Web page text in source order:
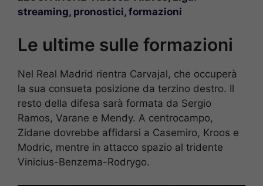
streaming, pronostici, formazioni
Le ultime sulle formazioni
Nel Real Madrid rientra Carvajal, che occuperà
la sua consueta posizione da terzino destro. Il
resto della difesa sarà formata da Sergio
Ramos, Varane e Mendy. A centrocampo,
Zidane dovrebbe affidarsi a Casemiro, Kroos e
Modric, mentre in attacco spazio al tridente
Vinicius-Benzema-Rodrygo.